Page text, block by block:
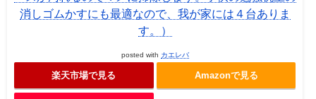
消しゴムかすにも最適なので、我が家には４台ありま
す。）
posted with カエレバ
楽天市場で見る Amazonで見る